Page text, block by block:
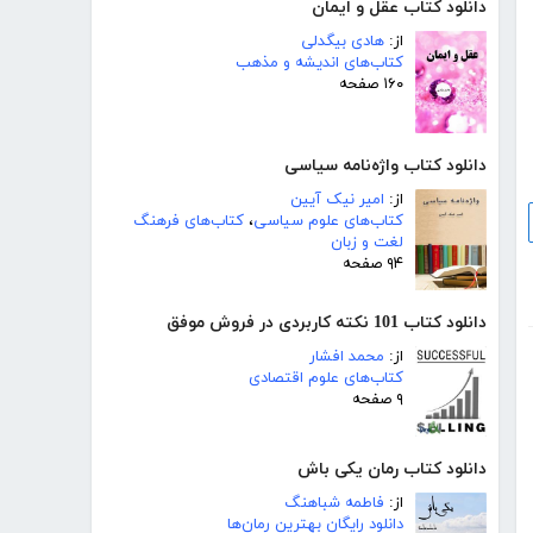
دانلود کتاب عقل و ایمان
از: هادی بیگدلی
کتاب‌های اندیشه و مذهب
۱۶۰ صفحه
دانلود کتاب واژه‌نامه سیاسی
از: امیر نیک آیین
کتاب‌های علوم سیاسی، کتاب‌های فرهنگ
لغت و زبان
۹۴ صفحه
دانلود کتاب 101 نکته کاربردی در فروش موفق
از: محمد افشار
کتاب‌های علوم اقتصادی
۹ صفحه
دانلود کتاب رمان یکی باش
از: فاطمه شباهنگ
دانلود رایگان بهترین رمان‌ها